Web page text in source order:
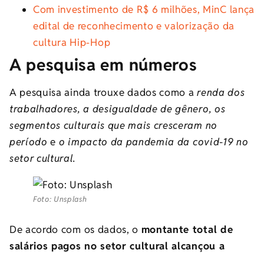
Com investimento de R$ 6 milhões, MinC lança
edital de reconhecimento e valorização da
cultura Hip-Hop
A pesquisa em números
A pesquisa ainda trouxe dados como arenda dos
trabalhadores, a desigualdade de gênero, os
segmentos culturais que mais cresceram no
período e o impacto da pandemia da covid-19 no
setor cultural.
Foto: Unsplash
De acordo com os dados, o montante total de
salários pagos no setor cultural alcançou a